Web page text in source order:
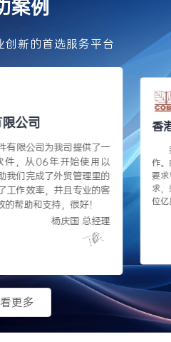
案例
创新的首选服务平台
公司
有限公司为我司提供了一
件，从06年开始使用以
我们完成了外贸管理里的
工作效率，并且专业的客
帮助和支持，很好！
杨庆国 总经理
香
作。
要
求
位亿
更多